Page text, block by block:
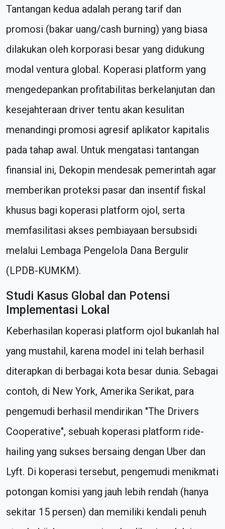
Tantangan kedua adalah perang tarif dan
promosi (bakar uang/cash burning) yang biasa
dilakukan oleh korporasi besar yang didukung
modal ventura global. Koperasi platform yang
mengedepankan profitabilitas berkelanjutan dan
kesejahteraan driver tentu akan kesulitan
menandingi promosi agresif aplikator kapitalis
pada tahap awal. Untuk mengatasi tantangan
finansial ini, Dekopin mendesak pemerintah agar
memberikan proteksi pasar dan insentif fiskal
khusus bagi koperasi platform ojol, serta
memfasilitasi akses pembiayaan bersubsidi
melalui Lembaga Pengelola Dana Bergulir
(LPDB-KUMKM).
Studi Kasus Global dan Potensi
Implementasi Lokal
Keberhasilan koperasi platform ojol bukanlah hal
yang mustahil, karena model ini telah berhasil
diterapkan di berbagai kota besar dunia. Sebagai
contoh, di New York, Amerika Serikat, para
pengemudi berhasil mendirikan "The Drivers
Cooperative", sebuah koperasi platform ride-
hailing yang sukses bersaing dengan Uber dan
Lyft. Di koperasi tersebut, pengemudi menikmati
potongan komisi yang jauh lebih rendah (hanya
sekitar 15 persen) dan memiliki kendali penuh